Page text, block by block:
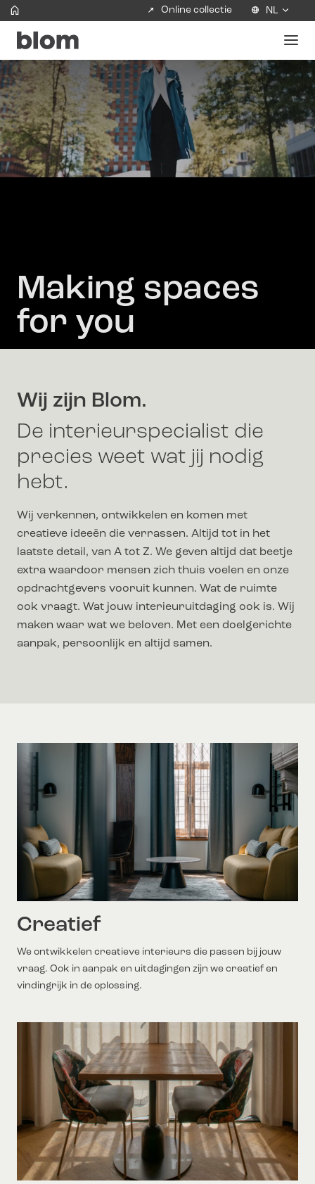
Online collectie NL
Making spaces
for you
Wij zijn Blom.
De interieurspecialist die
precies weet wat jij nodig
hebt.
Wij verkennen, ontwikkelen en komen met
creatieve ideeën die verrassen. Altijd tot in het
laatste detail, van A tot Z. We geven altijd dat beetje
extra waardoor mensen zich thuis voelen en onze
opdrachtgevers vooruit kunnen. Wat de ruimte
ook vraagt. Wat jouw interieuruitdaging ook is. Wij
maken waar wat we beloven. Met een doelgerichte
aanpak, persoonlijk en altijd samen.
Creatief
We ontwikkelen creatieve interieurs die passen bij jouw
vraag. Ook in aanpak en uitdagingen zijn we creatief en
vindingrijk in de oplossing.